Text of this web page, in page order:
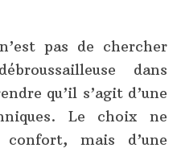
pas de chercher
dans
qu’il s’agit d’une
Le choix ne
mais d’une